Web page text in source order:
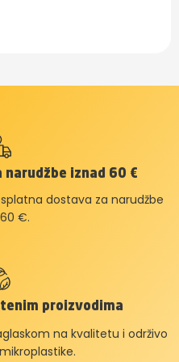
iznad 60 €
dostava za narudžbe
€.
proizvodima
na kvalitetu i održivo